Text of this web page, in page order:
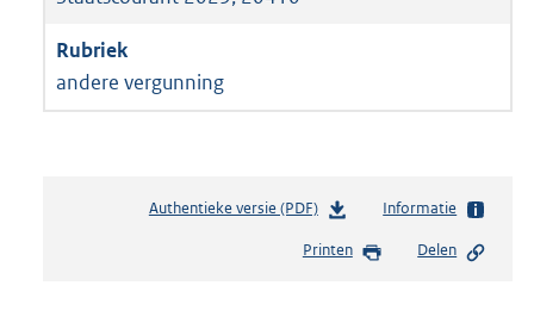
andere vergunning
Authentieke versie (PDF)b
s
Informatie
Printen Delen